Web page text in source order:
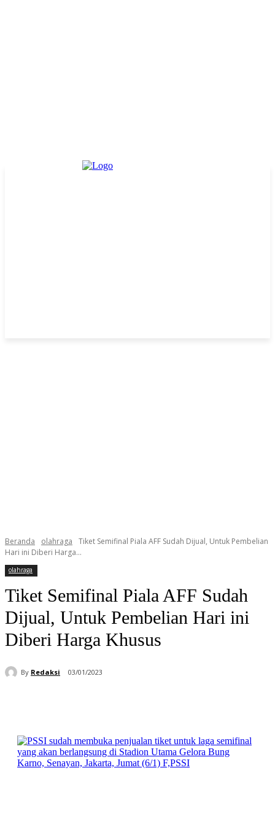
Beranda olahraga
Tiket Semifinal Piala AFF Sudah Dijual, Untuk Pembelian
Hari ini Diberi Harga...
olahraga
Tiket Semifinal Piala AFF Sudah
Dijual, Untuk Pembelian Hari ini
Diberi Harga Khusus
By Redaksi 03/01/2023